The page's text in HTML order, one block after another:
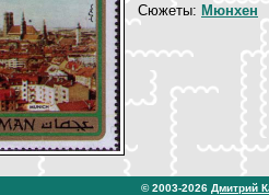
Сюжеты: Мюнхен
© 2003-2026 Дмитрий